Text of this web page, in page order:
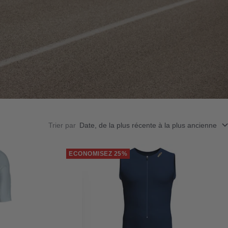
Trier par Date, de la plus récente à la plus ancienne
ECONOMISEZ 25%